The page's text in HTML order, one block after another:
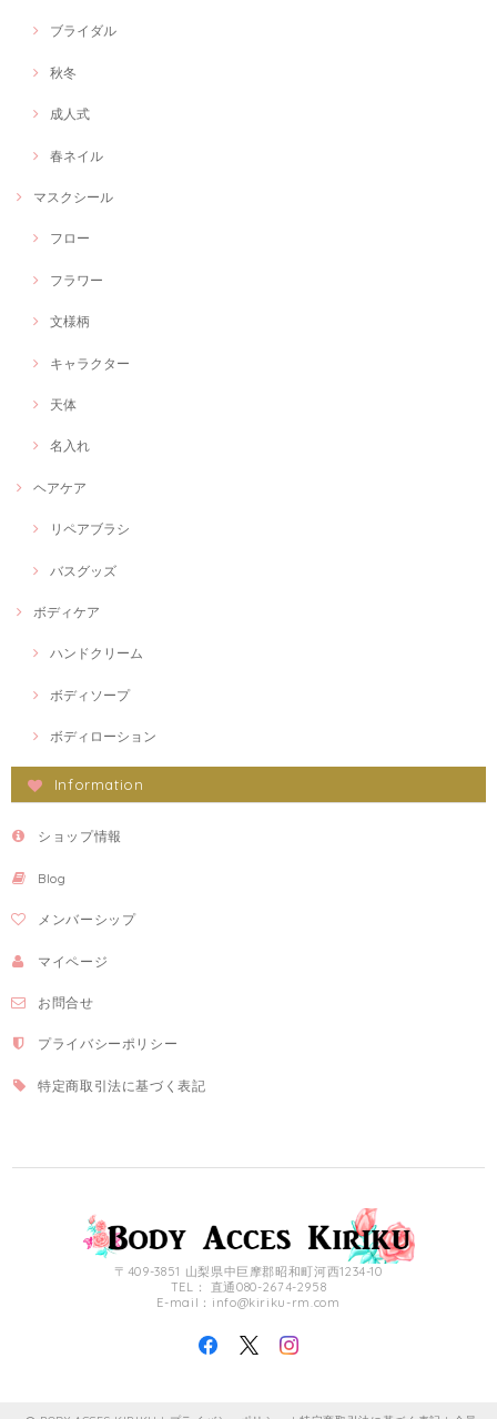
ブライダル
秋冬
成人式
春ネイル
マスクシール
フロー
フラワー
文様柄
キャラクター
天体
名入れ
ヘアケア
リペアブラシ
バスグッズ
ボディケア
ハンドクリーム
ボディソープ
ボディローション
Information
ショップ情報
Blog
メンバーシップ
マイページ
お問合せ
プライバシーポリシー
特定商取引法に基づく表記
〒409-3851 山梨県中巨摩郡昭和町河西1234-10
TEL： 直通080-2674-2958
E-mail： info@kiriku-rm.com